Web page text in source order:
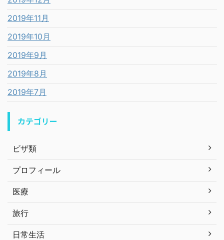
2019年11月
2019年10月
2019年9月
2019年8月
2019年7月
カテゴリー
ビザ類
プロフィール
医療
旅行
日常生活